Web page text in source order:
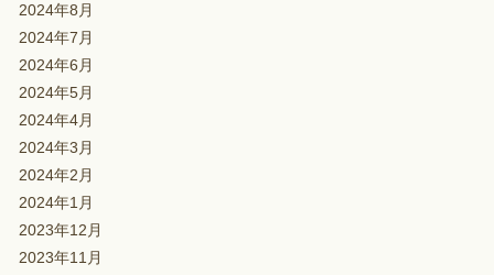
2024年8月
2024年7月
2024年6月
2024年5月
2024年4月
2024年3月
2024年2月
2024年1月
2023年12月
2023年11月